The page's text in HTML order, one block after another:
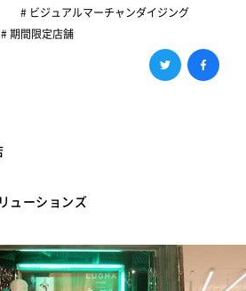
# ビジュアルマーチャンダイジング
# 期間限定店舗
ューションズ